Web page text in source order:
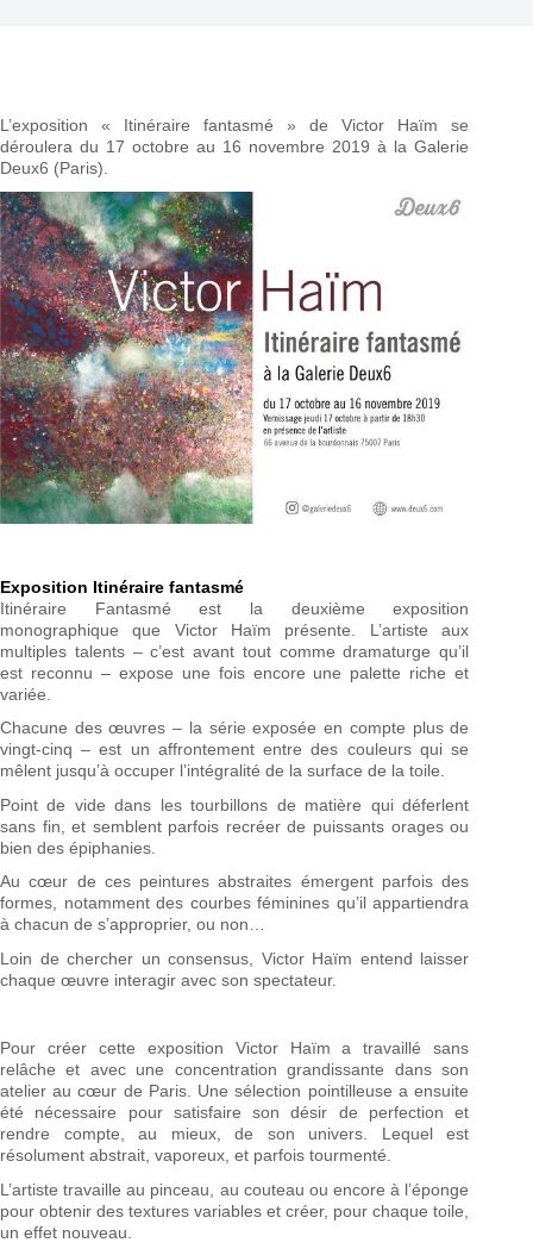
L’exposition « Itinéraire fantasmé » de Victor Haïm se
déroulera du 17 octobre au 16 novembre 2019 à la Galerie
Deux6 (Paris).
Exposition Itinéraire fantasmé
Itinéraire Fantasmé est la deuxième exposition
monographique que Victor Haïm présente. L’artiste aux
multiples talents – c’est avant tout comme dramaturge qu’il
est reconnu – expose une fois encore une palette riche et
variée.
Chacune des œuvres – la série exposée en compte plus de
vingt-cinq – est un affrontement entre des couleurs qui se
mêlent jusqu’à occuper l’intégralité de la surface de la toile.
Point de vide dans les tourbillons de matière qui déferlent
sans fin, et semblent parfois recréer de puissants orages ou
bien des épiphanies.
Au cœur de ces peintures abstraites émergent parfois des
formes, notamment des courbes féminines qu’il appartiendra
à chacun de s’approprier, ou non…
Loin de chercher un consensus, Victor Haïm entend laisser
chaque œuvre interagir avec son spectateur.
Pour créer cette exposition Victor Haïm a travaillé sans
relâche et avec une concentration grandissante dans son
atelier au cœur de Paris. Une sélection pointilleuse a ensuite
été nécessaire pour satisfaire son désir de perfection et
rendre compte, au mieux, de son univers. Lequel est
résolument abstrait, vaporeux, et parfois tourmenté.
L’artiste travaille au pinceau, au couteau ou encore à l’éponge
pour obtenir des textures variables et créer, pour chaque toile,
un effet nouveau.